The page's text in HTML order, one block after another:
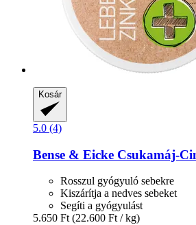
Kosár
5.0 (4)
Bense & Eicke Csukamáj-​
Rosszul gyógyuló sebekre
Kiszárítja a nedves sebeket
Segíti a gyógyulást
5.650 Ft (22.600 Ft / kg)